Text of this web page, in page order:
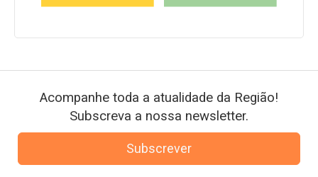
Acompanhe toda a atualidade da Região!
Subscreva a nossa newsletter.
Subscrever